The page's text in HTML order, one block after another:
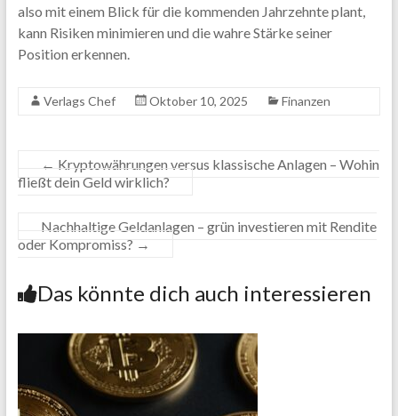
also mit einem Blick für die kommenden Jahrzehnte plant,
kann Risiken minimieren und die wahre Stärke seiner
Position erkennen.
Verlags Chef Oktober 10, 2025 Finanzen
← Kryptowährungen versus klassische Anlagen – Wohin
fließt dein Geld wirklich?
Nachhaltige Geldanlagen – grün investieren mit Rendite
oder Kompromiss? →
Das könnte dich auch interessieren